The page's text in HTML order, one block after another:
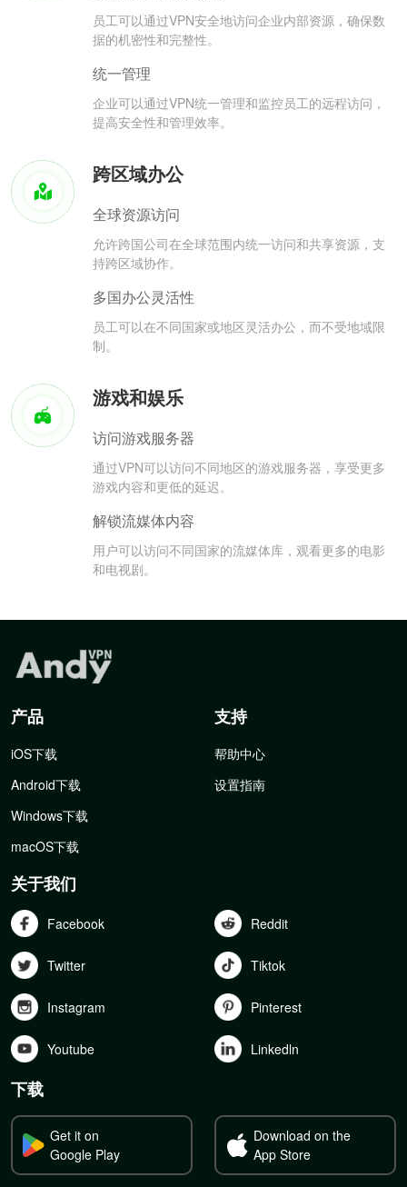
员工可以通过VPN安全地访问企业内部资源，确保数
据的机密性和完整性。
统一管理
企业可以通过VPN统一管理和监控员工的远程访问，
提高安全性和管理效率。
跨区域办公
全球资源访问
允许跨国公司在全球范围内统一访问和共享资源，支
持跨区域协作。
多国办公灵活性
员工可以在不同国家或地区灵活办公，而不受地域限
制。
游戏和娱乐
访问游戏服务器
通过VPN可以访问不同地区的游戏服务器，享受更多
游戏内容和更低的延迟。
解锁流媒体内容
用户可以访问不同国家的流媒体库，观看更多的电影
和电视剧。
产品
iOS下载
Android下载
Windows下载
macOS下载
支持
帮助中心
设置指南
关于我们
Facebook Reddit
Twitter Tiktok
Instagram Pinterest
Youtube Linkedln
下载
Get it on
Google Play
Download on the
App Store